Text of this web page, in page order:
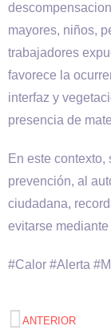
mayores, niños,
trabajadores
favorece la
interfaz y
presencia de
En este
prevención, al
ciudadana,
evitarse
#Calor #Alerta
ANTERIOR